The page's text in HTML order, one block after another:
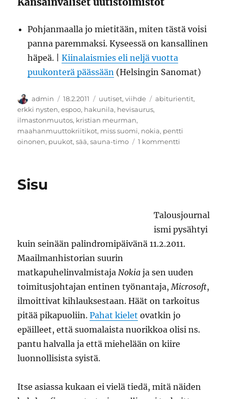
Pohjanmaalla jo mietitään, miten tästä voisi
panna paremmaksi. Kyseessä on kansallinen
häpeä. |Kiinalaismies eli neljä vuotta
puukonterä päässään (Helsingin Sanomat)
Kirjoittaja
admin Julkaistu
18.2.2011 Kategoriat
uutiset,viihde Avainsanat
abiturientit,
erkki nysten,espoo, hakunila, hevisaurus,
ilmastonmuutos, kristian meurman,
maahanmuuttokriitikot, miss suomi, nokia, pentti
oinonen, puukot,sää,sauna-timo 1 kommentti
Sisu
Talousjournal
ismi pysähtyi
kuin seinään palindromipäivänä 11.2.2011.
Maailmanhistorian suurin
matkapuhelinvalmistajaNokia ja sen uuden
toimitusjohtajan entinen työnantaja,Microsoft,
ilmoittivat kihlauksestaan. Häät on tarkoitus
pitää pikapuoliin.Pahat kielet ovatkin jo
epäilleet, että suomalaista nuorikkoa olisi ns.
pantu halvalla ja että miehelään on kiire
luonnollisista syistä.
Itse asiassa kukaan ei vielä tiedä, mitä näiden